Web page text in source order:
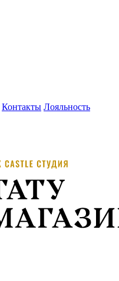
Контакты Лояльность